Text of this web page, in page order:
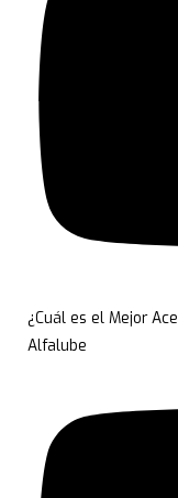
¿Cuál es el Mejor
Alfalube